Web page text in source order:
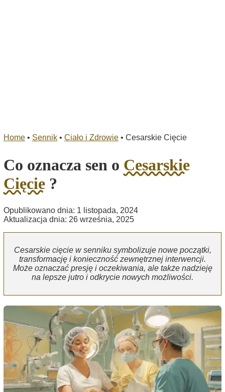
Home • Sennik • Ciało i Zdrowie • Cesarskie Cięcie
Co oznacza sen o Cesarskie
Cięcie ?
Opublikowano dnia: 1 listopada, 2024
Aktualizacja dnia: 26 września, 2025
Cesarskie cięcie w senniku symbolizuje nowe początki,
transformację i konieczność zewnętrznej interwencji.
Może oznaczać presję i oczekiwania, ale także nadzieję
na lepsze jutro i odkrycie nowych możliwości.